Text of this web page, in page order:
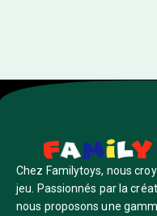
Chez Familytoys, nous
jeu. Passionnés par la
nous proposons une